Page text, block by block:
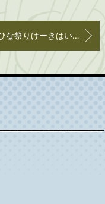
ひな祭りけーきはいかがですか